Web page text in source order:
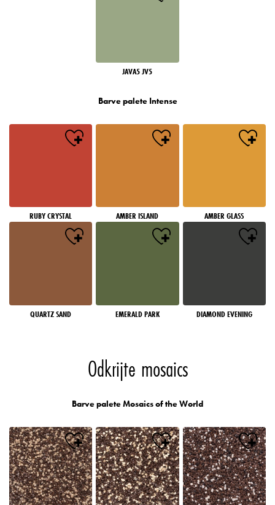
JAVA5 JV5
Barve palete Intense
RUBY CRYSTAL AMBER ISLAND AMBER GLASS
QUARTZ SAND EMERALD PARK DIAMOND EVENING
Odkrijte mosaics
Barve palete Mosaics of the World